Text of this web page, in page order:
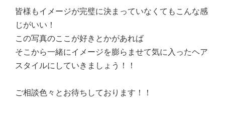
皆様もイメージが完璧に決まっていなくてもこんな感
じがいい！
この写真のここが好きとかがあれば
そこから一緒にイメージを膨らませて気に入ったヘア
スタイルにしていきましょう！！
ご相談色々とお待ちしております！！